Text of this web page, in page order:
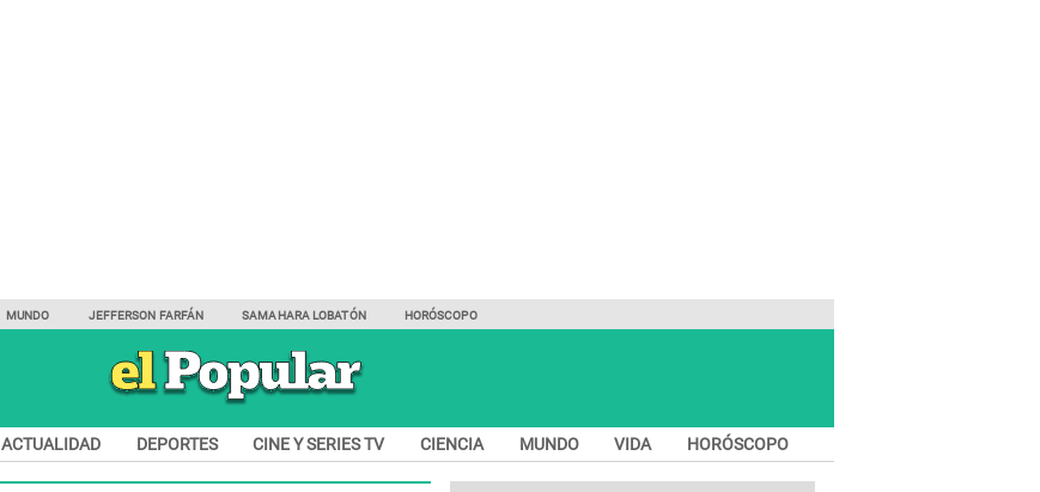
MUNDO JEFFERSON FARFÁN SAMAHARA LOBATÓN HORÓSCOPO
ACTUALIDAD DEPORTES CINE Y SERIES TV CIENCIA MUNDO VIDA HORÓSCOPO